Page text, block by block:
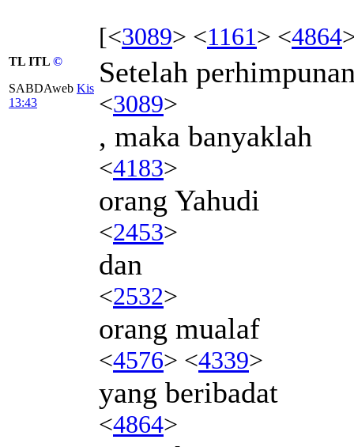
[<3089> <1161> <4864
TL ITL ©
SABDAweb Kis
13:43
Setelah
<3089>
, maka banyaklah
<4183>
orang Yahudi
<2453>
dan
<2532>
orang mualaf
<4576> <4339>
yang beribadat
<4864>